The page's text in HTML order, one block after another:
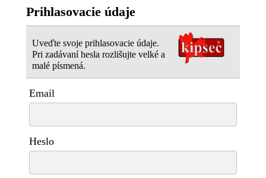
Prihlasovacie údaje
Uveďte svoje prihlasovacie údaje.
Pri zadávaní hesla rozlišujte velké a
malé písmená.
Email
Heslo